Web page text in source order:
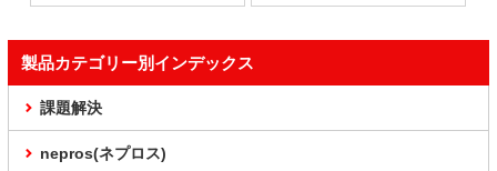
製品カテゴリー別インデックス
課題解決
nepros(ネプロス)